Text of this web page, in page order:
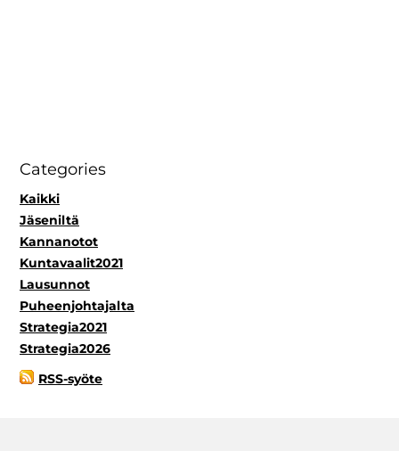
Categories
Kaikki
Jäseniltä
Kannanotot
Kuntavaalit2021
Lausunnot
Puheenjohtajalta
Strategia2021
Strategia2026
RSS-syöte